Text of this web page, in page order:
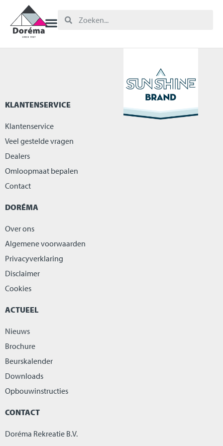
KLANTENSERVICE
Klantenservice
Veel gestelde vragen
Dealers
Omloopmaat bepalen
Contact
DORÉMA
Over ons
Algemene voorwaarden
Privacyverklaring
Disclaimer
Cookies
ACTUEEL
Nieuws
Brochure
Beurskalender
Downloads
Opbouwinstructies
CONTACT
Doréma Rekreatie B.V.